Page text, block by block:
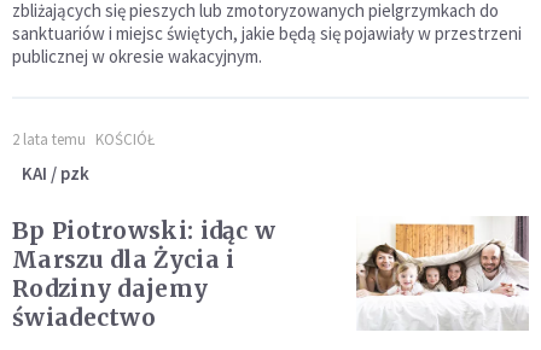
zbliżających się pieszych lub zmotoryzowanych pielgrzymkach do
sanktuariów i miejsc świętych, jakie będą się pojawiały w przestrzeni
publicznej w okresie wakacyjnym.
2 lata temu KOŚCIÓŁ
KAI / pzk
Bp Piotrowski: idąc w
Marszu dla Życia i
Rodziny dajemy
świadectwo